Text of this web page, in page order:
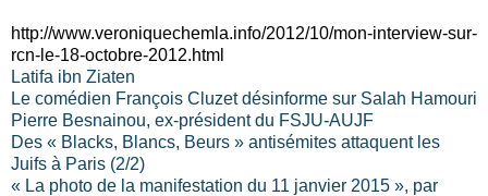
http://www.veroniquechemla.info/2012/10/mon-interview-sur-
rcn-le-18-octobre-2012.html
Latifa ibn Ziaten
Le comédien François Cluzet désinforme sur Salah Hamouri
Pierre Besnainou, ex-président du FSJU-AUJF
Des « Blacks, Blancs, Beurs » antisémites attaquent les
Juifs à Paris (2/2)
« La photo de la manifestation du 11 janvier 2015 », par